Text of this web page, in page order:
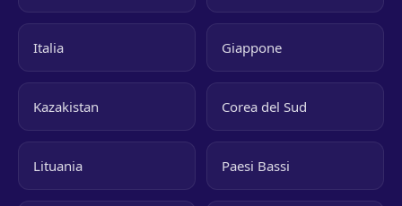
Italia Giappone
Kazakistan Corea del Sud
Lituania Paesi Bassi